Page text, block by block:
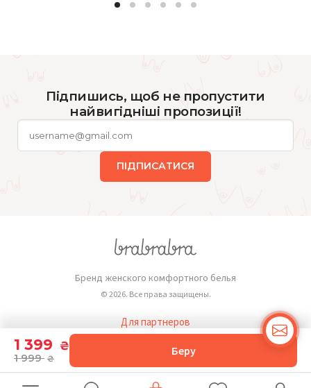
1 399 ₴
1 999 ₴
Беру
Підпишись, щоб не пропустити
найвигідніші пропозиції!
ПІДПИСАТИСЯ
Бренд женского комфортного белья
© 2026. Все права защищены.
Для партнеров